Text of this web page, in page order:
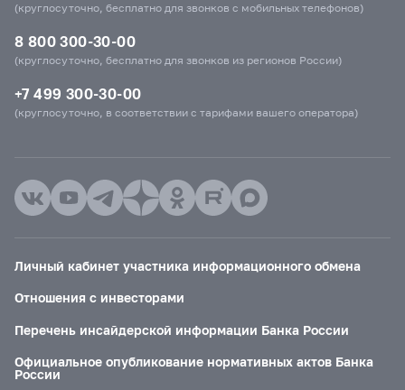
(круглосуточно, бесплатно для звонков с мобильных телефонов)
8 800 300-30-00
(круглосуточно, бесплатно для звонков из регионов России)
+7 499 300-30-00
(круглосуточно, в соответствии с тарифами вашего оператора)
Личный кабинет участника информационного обмена
Отношения с инвесторами
Перечень инсайдерской информации Банка России
Официальное опубликование нормативных актов Банка
России